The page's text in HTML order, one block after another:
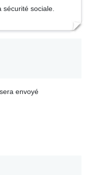
sociale.
envoyé